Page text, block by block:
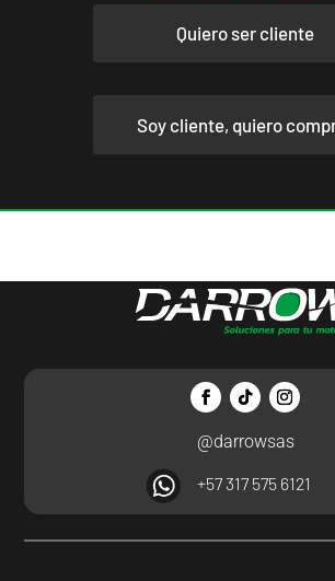
Quiero ser cliente
Soy cliente, quiero
@darrowsas
+57 317 575 6121